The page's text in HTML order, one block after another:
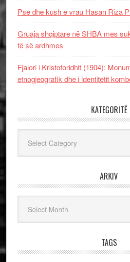
Pse dhe kush e vrau Hasan Riza
Gruaja shqiptare në SHBA mes
të së ardhmes
Fjalori i Kristoforidhit (1904):
etnogjeografik dhe i identitetit
KATEGORITË
ARKIV
TAGS